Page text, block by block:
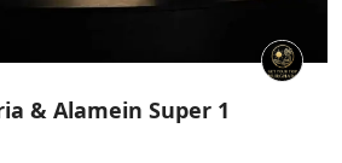
& Alamein Super 1